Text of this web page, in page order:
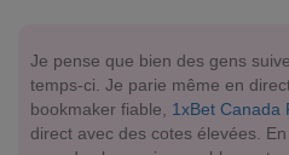
Je pense que bien des gens
temps-ci. Je parie même en
bookmaker fiable, 1xBet Canada
direct avec des cotes élevées.